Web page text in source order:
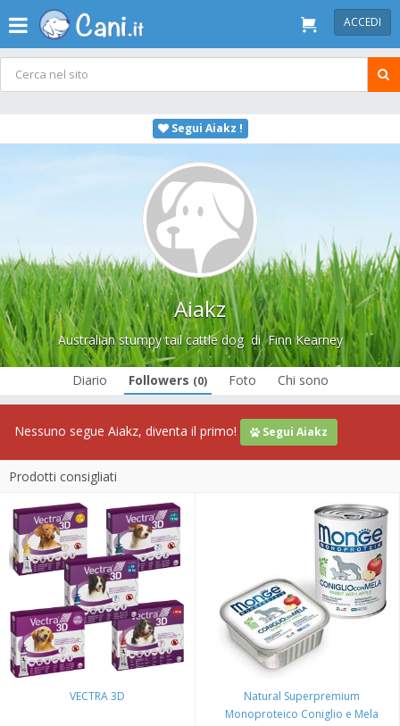
ACCEDI
Segui Aiakz !
Aiakz
Australian stumpy tail cattle dogdiFinn Kearney
Diario Followers (0) Foto Chi sono
Nessuno segue Aiakz, diventa il primo! Segui Aiakz
Prodotti consigliati
VECTRA 3D
Natural Superpremium
Monoproteico Coniglio e Mela